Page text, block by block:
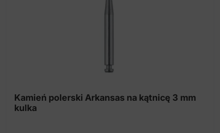
Kamień polerski Arkansas na kątnicę 3 mm
kulka